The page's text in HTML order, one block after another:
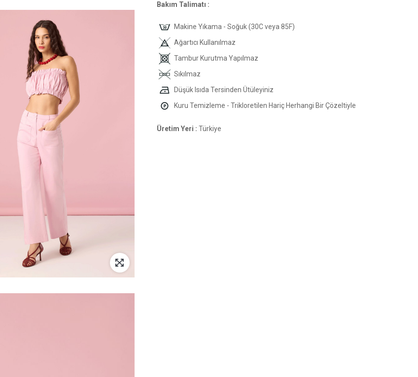
Bakım Talimatı :
Makine Yıkama - Soğuk (30C veya 85F)
Ağartıcı Kullanılmaz
Tambur Kurutma Yapılmaz
Sıkılmaz
Düşük Isıda Tersinden Ütüleyiniz
Kuru Temizleme - Trikloretilen Hariç Herhangi Bir Çözeltiyle
Üretim Yeri : Türkiye